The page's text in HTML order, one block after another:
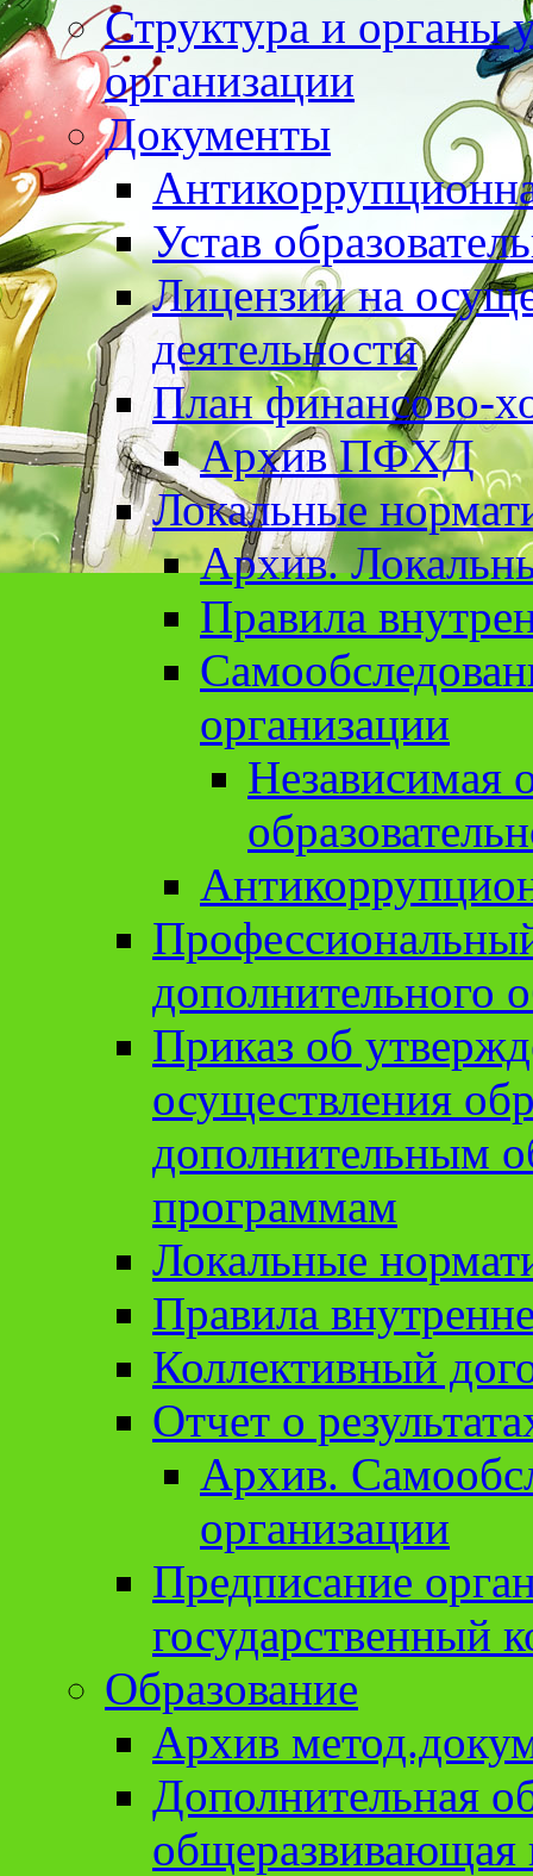
Структура и органы
организации
Документы
Устав
Лицензии на
деятельности
План финансово-
Архив ПФХД
Локальные
Архив.
Правила
организации
Независимая
дополнительного
Приказ об
осуществления
дополнительным
программам
Локальные
Правила
Коллективный
Отчет о
Архив.
организации
Предписание
государственный
Образование
Архив
Дополнительная